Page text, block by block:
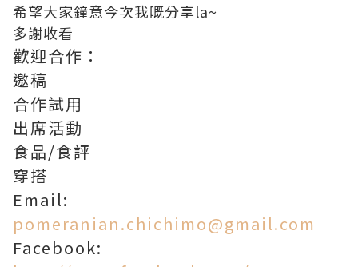
希望大家鐘意今次我嘅分享la~
多謝收看
歡迎合作：
邀稿
合作試用
出席活動
食品/食評
穿搭
Email:
pomeranian.chichimo@gmail.com
Facebook: